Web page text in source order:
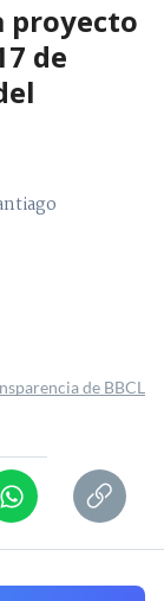
proyecto
de
de BBCL